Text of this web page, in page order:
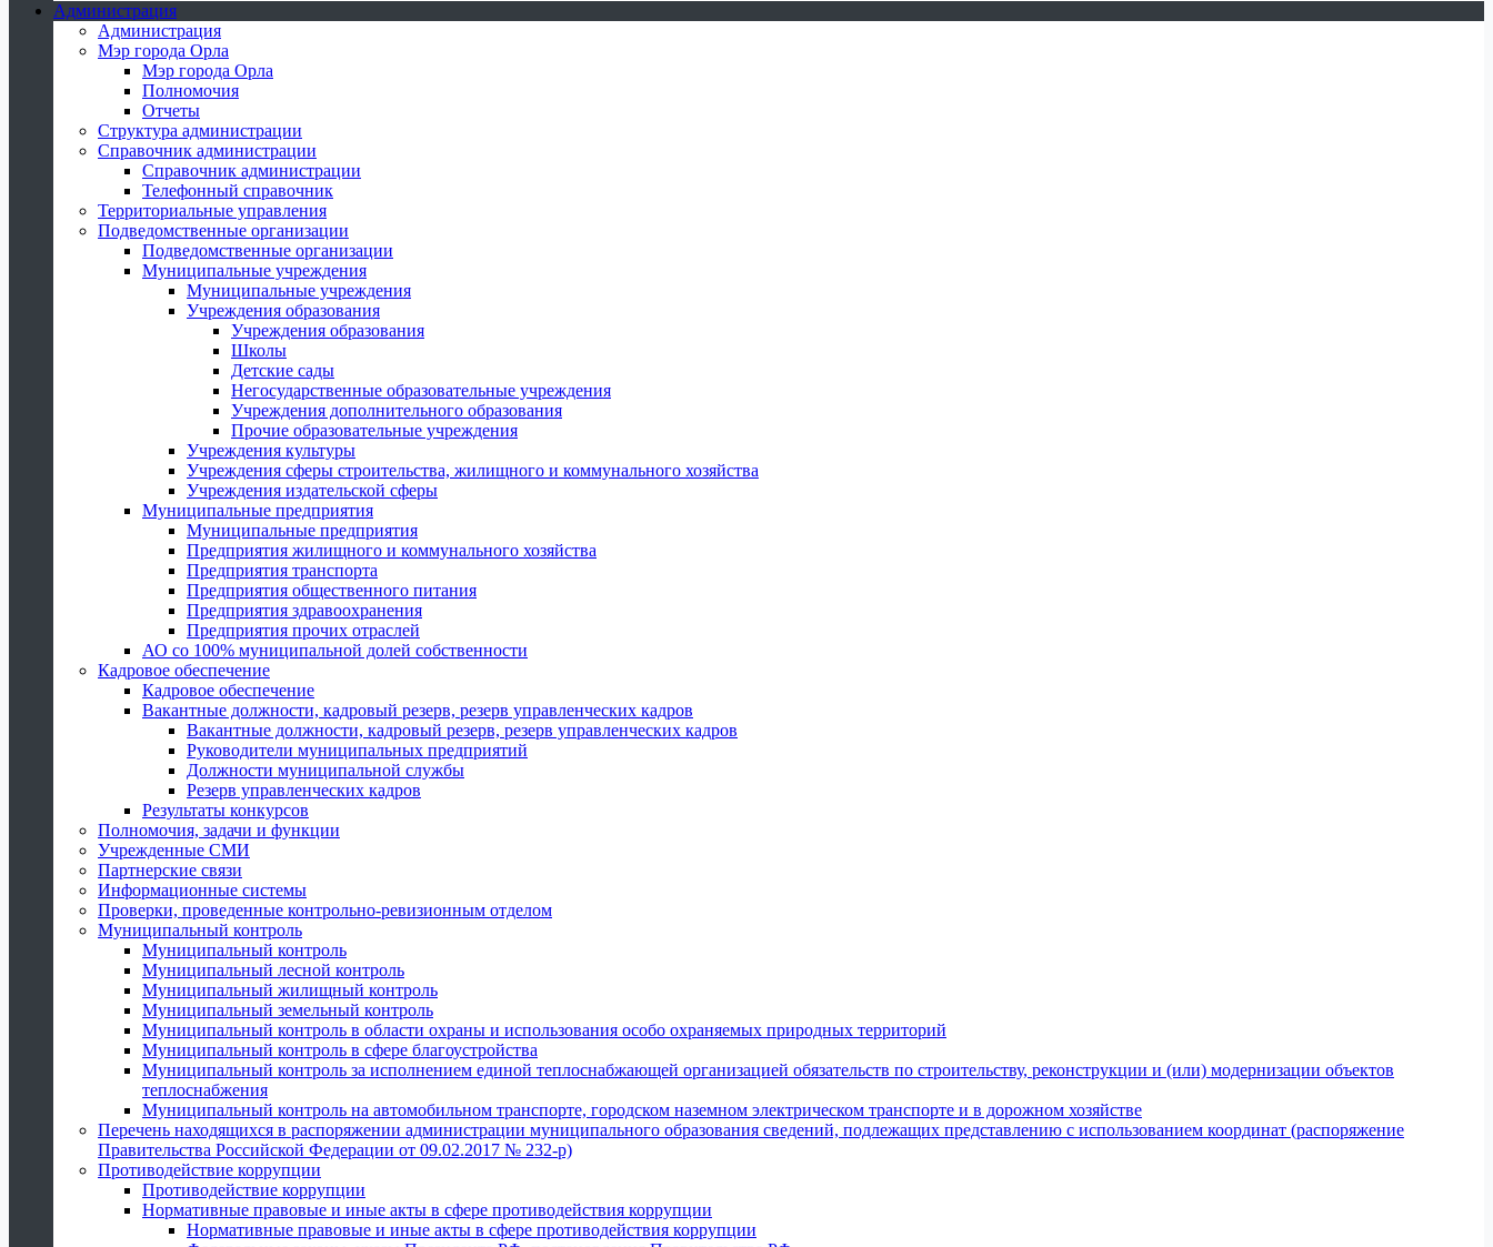
Администрация
Администрация
Мэр города Орла
Мэр города Орла
Полномочия
Отчеты
Структура администрации
Справочник администрации
Справочник администрации
Телефонный справочник
Территориальные управления
Подведомственные организации
Подведомственные организации
Муниципальные учреждения
Муниципальные учреждения
Учреждения образования
Учреждения образования
Школы
Детские сады
Негосударственные образовательные учреждения
Учреждения дополнительного образования
Прочие образовательные учреждения
Учреждения культуры
Учреждения сферы строительства, жилищного и коммунального хозяйства
Учреждения издательской сферы
Муниципальные предприятия
Муниципальные предприятия
Предприятия жилищного и коммунального хозяйства
Предприятия транспорта
Предприятия общественного питания
Предприятия здравоохранения
Предприятия прочих отраслей
АО со 100% муниципальной долей собственности
Кадровое обеспечение
Кадровое обеспечение
Вакантные должности, кадровый резерв, резерв управленческих кадров
Вакантные должности, кадровый резерв, резерв управленческих кадров
Руководители муниципальных предприятий
Должности муниципальной службы
Резерв управленческих кадров
Результаты конкурсов
Полномочия, задачи и функции
Учрежденные СМИ
Партнерские связи
Информационные системы
Проверки, проведенные контрольно-ревизионным отделом
Муниципальный контроль
Муниципальный контроль
Муниципальный лесной контроль
Муниципальный жилищный контроль
Муниципальный земельный контроль
Муниципальный контроль в области охраны и использования особо охраняемых природных территорий
Муниципальный контроль в сфере благоустройства
Муниципальный контроль за исполнением единой теплоснабжающей организацией обязательств по строительству, реконструкции и (или) модернизации объектов
теплоснабжения
Муниципальный контроль на автомобильном транспорте, городском наземном электрическом транспорте и в дорожном хозяйстве
Перечень находящихся в распоряжении администрации муниципального образования сведений, подлежащих представлению с использованием координат (распоряжение
Правительства Российской Федерации от 09.02.2017 № 232-р)
Противодействие коррупции
Противодействие коррупции
Нормативные правовые и иные акты в сфере противодействия коррупции
Нормативные правовые и иные акты в сфере противодействия коррупции